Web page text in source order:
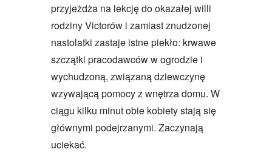
przyjeżdża na lekcję do okazałej willi
rodziny Victorów i zamiast znudzonej
nastolatki zastaje istne piekło: krwawe
szczątki pracodawców w ogrodzie i
wychudzoną, związaną dziewczynę
wzywającą pomocy z wnętrza domu. W
ciągu kilku minut obie kobiety stają się
głównymi podejrzanymi. Zaczynają
uciekać.